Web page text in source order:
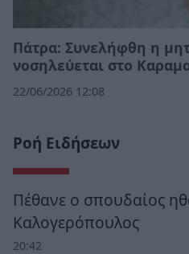
Πάτρα: Συνελήφθη η
νοσηλεύεται στο
22/06/2026 12:08
Ροή Ειδήσεων
Πέθανε ο σπουδαίος
Καλογερόπουλος
20:42